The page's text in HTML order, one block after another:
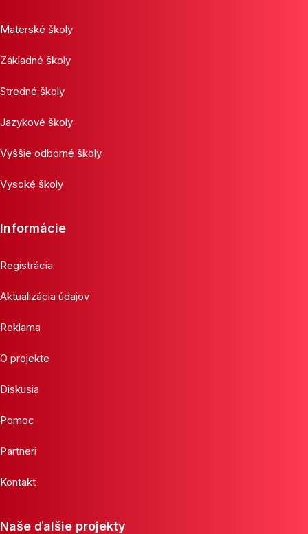
Materské školy
Základné školy
Stredné školy
Jazykové školy
Vyššie odborné školy
Vysoké školy
Informácie
Registrácia
Aktualizácia údajov
Reklama
O projekte
Diskusia
Pomoc
Partneri
Kontakt
Naše ďalšie projekty